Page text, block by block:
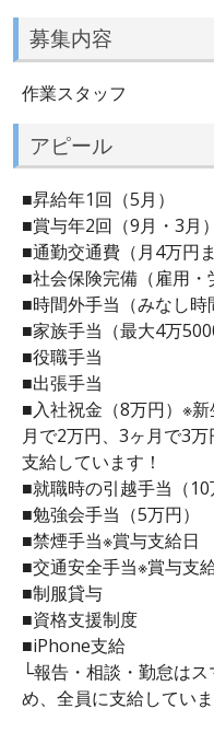
募集内容
作業スタッフ
アピール
■昇給年1回（5月）
■賞与年2回（9月・3月）
■通勤交通費（月4万円ま
■社会保険完備（雇用・
■時間外手当（みなし時
■家族手当（最大4万
■役職手当
■出張手当
■入社祝金（8万円）※
月で2万円、3ヶ月で3
支給しています！
■就職時の引越手当（
■勉強会手当（5万円）
■禁煙手当※賞与支給日
■交通安全手当※賞与支
■制服貸与
■資格支援制度
■iPhone支給
└報告・相談・勤怠は
め、全員に支給していま